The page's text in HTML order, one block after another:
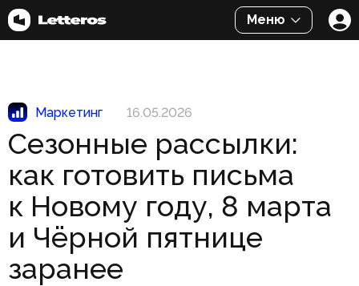
Меню
Маркетинг 16.05.2026
Сезонные рассылки:
как готовить письма
к Новому году, 8 марта
и Чёрной пятнице
заранее